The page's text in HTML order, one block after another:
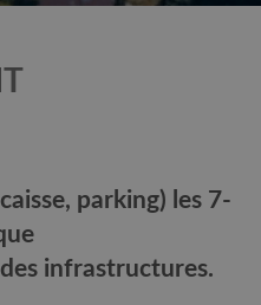
parking) les 7-
infrastructures.